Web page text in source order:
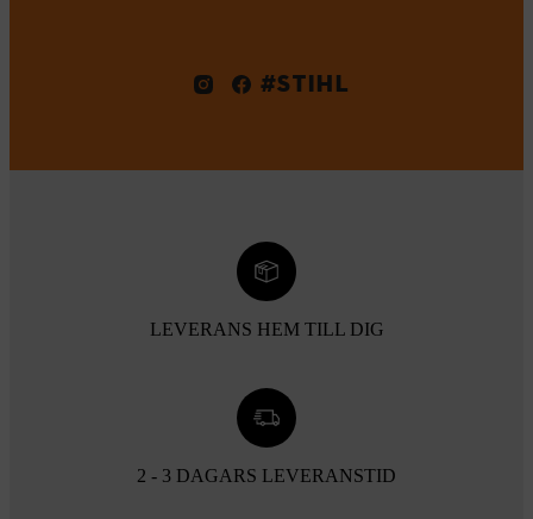
#STIHL
LEVERANS HEM TILL DIG
2 - 3 DAGARS LEVERANSTID